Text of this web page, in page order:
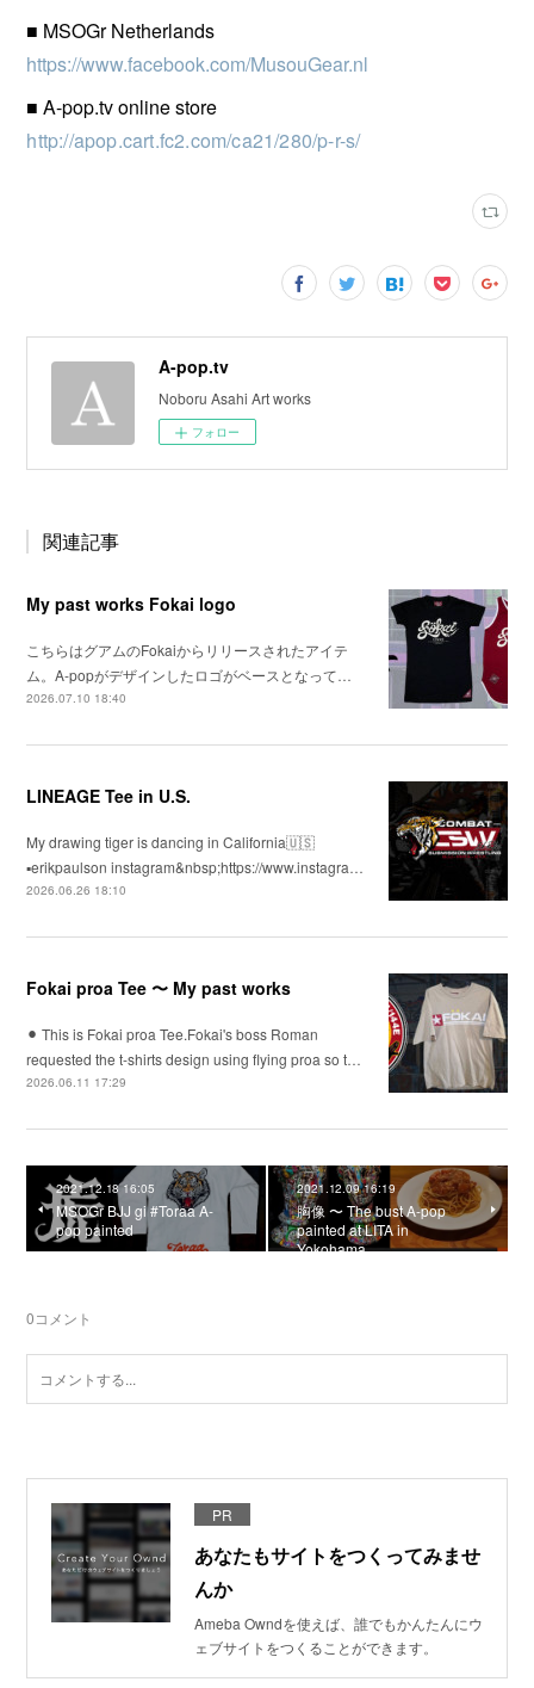
■ MSOGr Netherlands
https://www.facebook.com/MusouGear.nl
■ A-pop.tv online store
http://apop.cart.fc2.com/ca21/280/p-r-s/
A-pop.tv
Noboru Asahi Art works
フォロー
関連記事
My past works Fokai logo
こちらはグアムのFokaiからリリースされたアイテ
ム。A-popがデザインしたロゴがベースとなって…
2026.07.10 18:40
LINEAGE Tee in U.S.
My drawing tiger is dancing in California🇺🇸
▪️erikpaulson instagram&nbsp;https://www.instagra…
2026.06.26 18:10
Fokai proa Tee 〜 My past works
⚫︎ This is Fokai proa Tee.Fokai's boss Roman
requested the t-shirts design using flying proa so t…
2026.06.11 17:29
2021.12.18 16:05
MSOGr BJJ gi #Toraa A-
pop painted
2021.12.09 16:19
胸像 〜 The bust A-pop
painted at LITA in
Yokohama
0コメント
PR
あなたもサイトをつくってみませ
んか
Ameba Owndを使えば、誰でもかんたんにウ
ェブサイトをつくることができます。